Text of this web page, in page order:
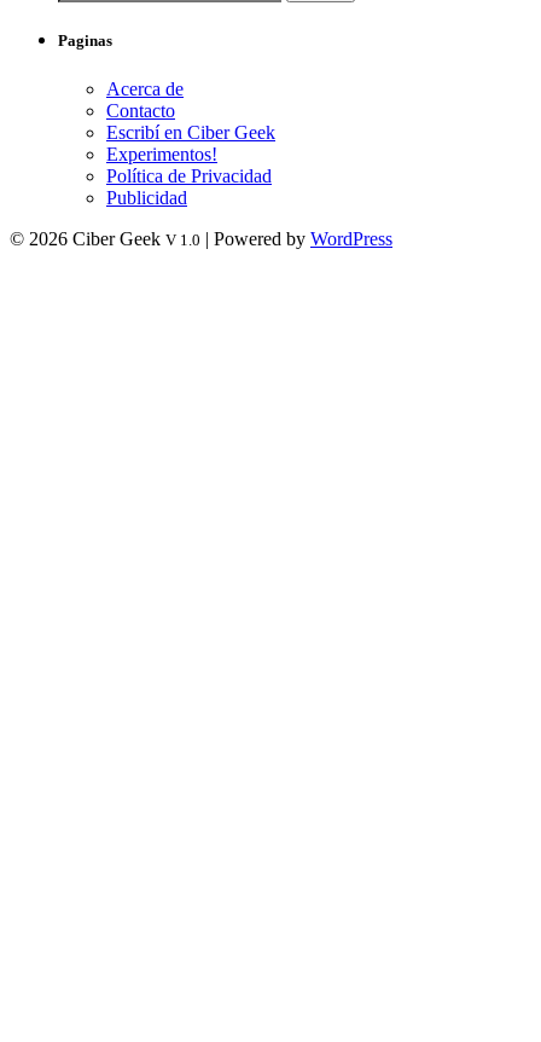
Paginas
Acerca de
Contacto
Escribí en Ciber Geek
Experimentos!
Política de Privacidad
Publicidad
© 2026 Ciber Geek V 1.0 | Powered by WordPress